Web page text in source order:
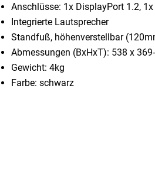
Anschlüsse: 1x DisplayPort 1.2,
Integrierte Lautsprecher
Standfuß, höhenverstellbar
Abmessungen (BxHxT): 538 x
Gewicht: 4kg
Farbe: schwarz